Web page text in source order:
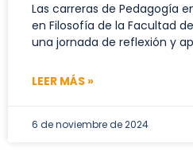
Las carreras de Pedagogía
en Filosofía de la Facultad
una jornada de reflexión y
LEER MÁS »
6 de noviembre de 2024